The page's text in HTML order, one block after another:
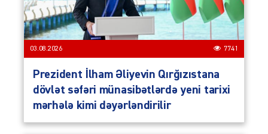
03.08.2026 7741
Prezident İlham Əliyevin Qırğızıstana
dövlət səfəri münasibətlərdə yeni tarixi
mərhələ kimi dəyərləndirilir